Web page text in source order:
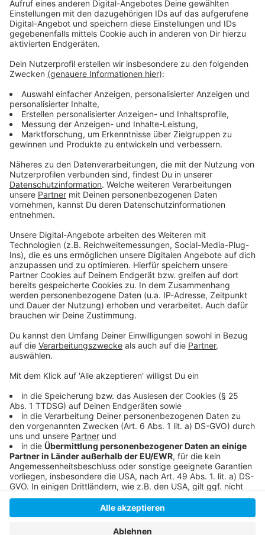
und Händler, Antiquariate sowie private Sammlerinnen
und Sammler aus ganz Deutschland dabei. Angeboten
werden Bücher aus vielen Bereichen. Dazu zählen
Krimis, Romanzen und Kinderbücher.
Anzeige
Mehr Infos und Links zum Thema:
Anzeige
Mehr News aus der Stadt
Hier geht es zu unserem Veranstaltungskalender
Anzeige
Folge uns für mehr News & Updates:
Anzeige
Instagram|Facebook|WhatsApp-Kanal
Anzeige
Anzeige